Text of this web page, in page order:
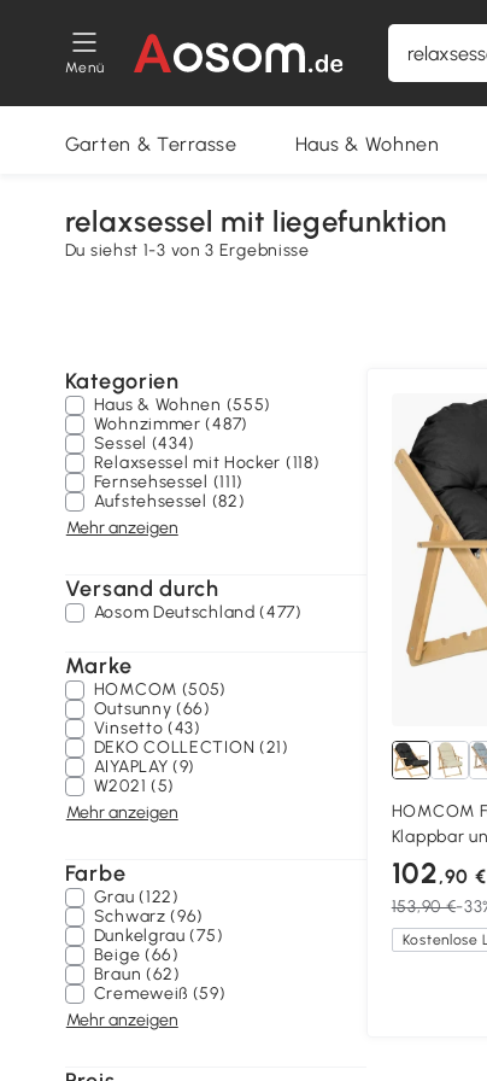
Menü
Garten & Terrasse Haus & Wohnen
relaxsessel mit liegefunktion
Du siehst 1-3 von 3 Ergebnisse
Kategorien
Haus & Wohnen (555)
Wohnzimmer (487)
Sessel (434)
Relaxsessel mit Hocker (118)
Fernsehsessel (111)
Aufstehsessel (82)
Mehr anzeigen
Versand durch
Aosom Deutschland (477)
Marke
HOMCOM (505)
Outsunny (66)
Vinsetto (43)
DEKO COLLECTION (21)
AIYAPLAY (9)
W2021 (5)
Mehr anzeigen
Farbe
Grau (122)
Schwarz (96)
Dunkelgrau (75)
Beige (66)
Braun (62)
Cremeweiß (59)
Mehr anzeigen
HOMCOM
Klappbar
Bequemer
102,90 €
153,90 €-